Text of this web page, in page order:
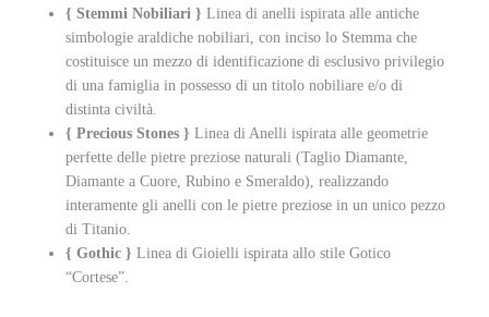
{ Stemmi Nobiliari } Linea di anelli ispirata alle antiche
simbologie araldiche nobiliari, con inciso lo Stemma che
costituisce un mezzo di identificazione di esclusivo privilegio
di una famiglia in possesso di un titolo nobiliare e/o di
distinta civiltà.
{ Precious Stones } Linea di Anelli ispirata alle geometrie
perfette delle pietre preziose naturali (Taglio Diamante,
Diamante a Cuore, Rubino e Smeraldo), realizzando
interamente gli anelli con le pietre preziose in un unico pezzo
di Titanio.
{ Gothic } Linea di Gioielli ispirata allo stile Gotico
“Cortese”.